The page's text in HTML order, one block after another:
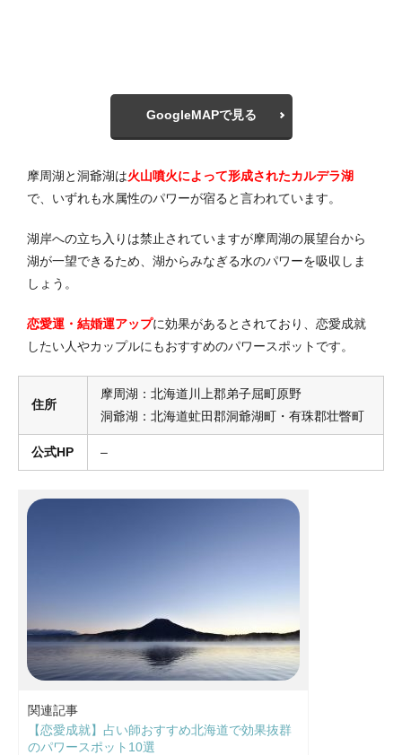
GoogleMAPで見る
摩周湖と洞爺湖は火山噴火によって形成されたカルデラ湖
で、いずれも水属性のパワーが宿ると言われています。
湖岸への立ち入りは禁止されていますが摩周湖の展望台から
湖が一望できるため、湖からみなぎる水のパワーを吸収しま
しょう。
恋愛運・結婚運アップに効果があるとされており、恋愛成就
したい人やカップルにもおすすめのパワースポットです。
住所
摩周湖：北海道川上郡弟子屈町原野
洞爺湖：北海道虻田郡洞爺湖町・有珠郡壮瞥町
公式HP –
関連記事
【恋愛成就】占い師おすすめ北海道で効果抜群
のパワースポット10選